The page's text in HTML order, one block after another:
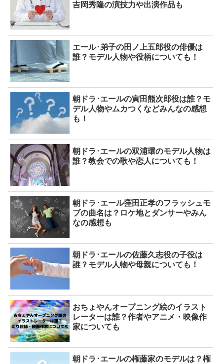
吉岡秀隆の演技力や出演作品も
エール･弟子の田ノ上五郎役の俳優は
誰？モデル人物や役柄についても！
朝ドラ･エールの寅田熊次郎役は誰？モ
デル人物やムカつくなどみんなの感想
も！
朝ドラ･エールの双浦環のモデル人物は
誰？教会での歌や恋人についても！
朝ドラ･エール窪田正孝のフラッシュモ
ブの曲名は？ロケ地とダンサーやみん
なの感想も
朝ドラ･エールの佐藤久志役の子役は
誰？モデル人物や母親についても！
おちょやんオープニング絵のイラスト
レーターは誰？作者やアニメ・映像作
家についても
朝ドラ･エールの権藤家のモデルは？権